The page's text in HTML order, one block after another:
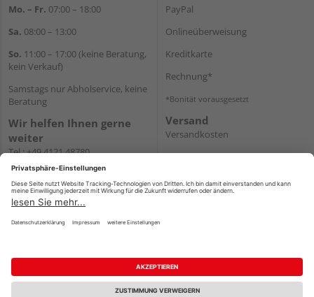
Mo. – Fr. 07:00 – 18:00
Sa. 08:00 – 13:00
So. 11:00 – 17:00 (keine Beratung,
kein Verkauf)
Samstags nur Abholservice, keine
Beratung
Wir helfen Ihnen gerne
weiter
Tel.:+49 4121 48780
E-Mail:onlineshop@holz-
WhatsApp
PayPal
Onlineüberweisung
Kreditkarte
Rechnung*
*Bonität vorausgesetzt
Versand
Versandkosten
Impressum AGB Widerruf
Datenschutz
Reservierungsbedingungen
Vertrag widerrufen